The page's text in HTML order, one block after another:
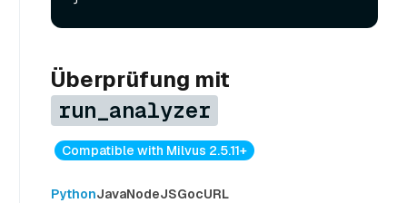
Überprüfung mit
run_analyzer
Compatible with Milvus 2.5.11+
PythonJavaNodeJSGocURL